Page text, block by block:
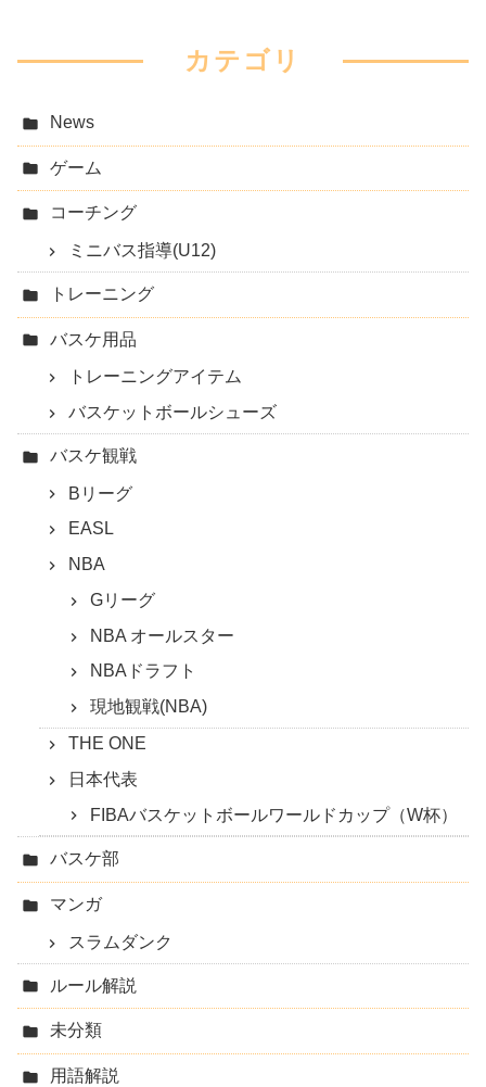
カテゴリ
News
ゲーム
コーチング
ミニバス指導(U12)
トレーニング
バスケ用品
トレーニングアイテム
バスケットボールシューズ
バスケ観戦
Bリーグ
EASL
NBA
Gリーグ
NBA オールスター
NBAドラフト
現地観戦(NBA)
THE ONE
日本代表
FIBAバスケットボールワールドカップ（W杯）
バスケ部
マンガ
スラムダンク
ルール解説
未分類
用語解説